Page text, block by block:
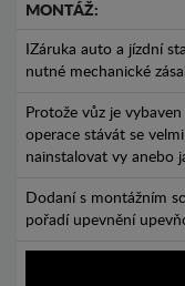
MONTÁŽ:
IZáruka auto a jízdní
nutné mechanické
Protože vůz je
operace stávát se
nainstalovat vy anebo
Dodaní s montážním
pořadí upevnění